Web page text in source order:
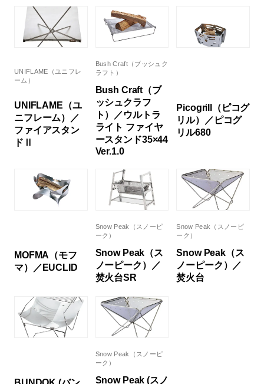
UNIFLAME（ユニフレ
ーム）
UNIFLAME（ユ
ニフレーム）／
ファイアスタン
ドⅡ
Bush Craft（ブッシュク
ラフト）
Bush Craft（ブ
ッシュクラフ
ト）／ウルトラ
ライト ファイヤ
ースタンド35×44
Ver.1.0
Picogrill（ピコグ
リル）／ピコグ
リル680
MOFMA（モフ
マ）／EUCLID
Snow Peak（スノーピ
ーク）
Snow Peak（ス
ノーピーク）／
焚火台SR
Snow Peak（スノーピ
ーク）
Snow Peak（ス
ノーピーク）／
焚火台
Snow Peak（スノーピ
ーク）
Snow Peak (スノ